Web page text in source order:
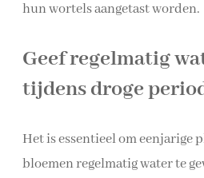
hun wortels aangetast worden.
Geef regelmatig
tijdens droge
Het is essentieel om eenjarige
bloemen regelmatig water te